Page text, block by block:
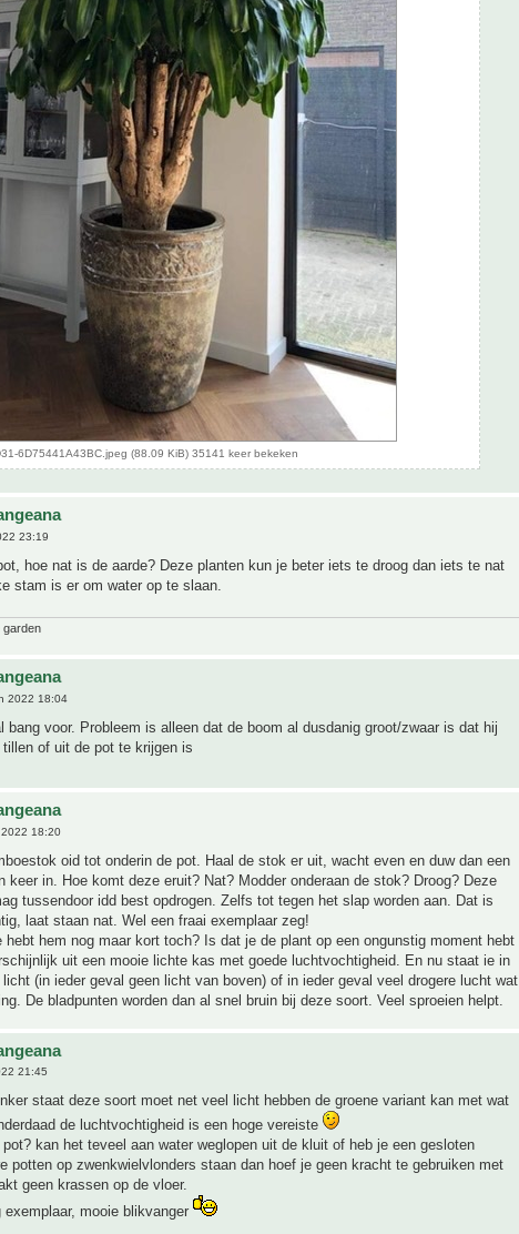
6D75441A43BC.jpeg (88.09 KiB) 35141 keer bekeken
23:19
hoe nat is de aarde? Deze planten kun je beter iets te droog dan iets te nat
stam is er om water op te slaan.
garden
2022 18:04
bang voor. Probleem is alleen dat de boom al dusdanig groot/zwaar is dat hij
of uit de pot te krijgen is
18:20
oid tot onderin de pot. Haal de stok er uit, wacht even en duw dan een
keer in. Hoe komt deze eruit? Nat? Modder onderaan de stok? Droog? Deze
tussendoor idd best opdrogen. Zelfs tot tegen het slap worden aan. Dat is
laat staan nat. Wel een fraai exemplaar zeg!
hem nog maar kort toch? Is dat je de plant op een ongunstig moment hebt
uit een mooie lichte kas met goede luchtvochtigheid. En nu staat ie in
(in ieder geval geen licht van boven) of in ieder geval veel drogere lucht wat
De bladpunten worden dan al snel bruin bij deze soort. Veel sproeien helpt.
21:45
staat deze soort moet net veel licht hebben de groene variant kan met wat
de luchtvochtigheid is een hoge vereiste
kan het teveel aan water weglopen uit de kluit of heb je een gesloten
potten op zwenkwielvlonders staan dan hoef je geen kracht te gebruiken met
geen krassen op de vloer.
exemplaar, mooie blikvanger